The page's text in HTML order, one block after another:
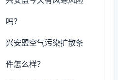
吗？
兴安盟空气污染扩散条
件怎么样？